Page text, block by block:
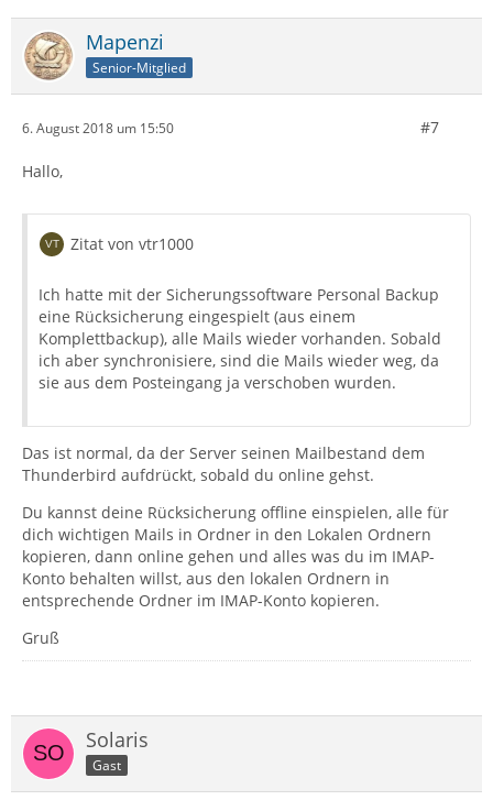
Mapenzi
Senior-Mitglied
6. August 2018 um 15:50 #7
Hallo,
Zitat von vtr1000
Ich hatte mit der Sicherungssoftware Personal Backup
eine Rücksicherung eingespielt (aus einem
Komplettbackup), alle Mails wieder vorhanden. Sobald
ich aber synchronisiere, sind die Mails wieder weg, da
sie aus dem Posteingang ja verschoben wurden.
Das ist normal, da der Server seinen Mailbestand dem
Thunderbird aufdrückt, sobald du online gehst.
Du kannst deine Rücksicherung offline einspielen, alle für
dich wichtigen Mails in Ordner in den Lokalen Ordnern
kopieren, dann online gehen und alles was du im IMAP-
Konto behalten willst, aus den lokalen Ordnern in
entsprechende Ordner im IMAP-Konto kopieren.
Gruß
Solaris
Gast